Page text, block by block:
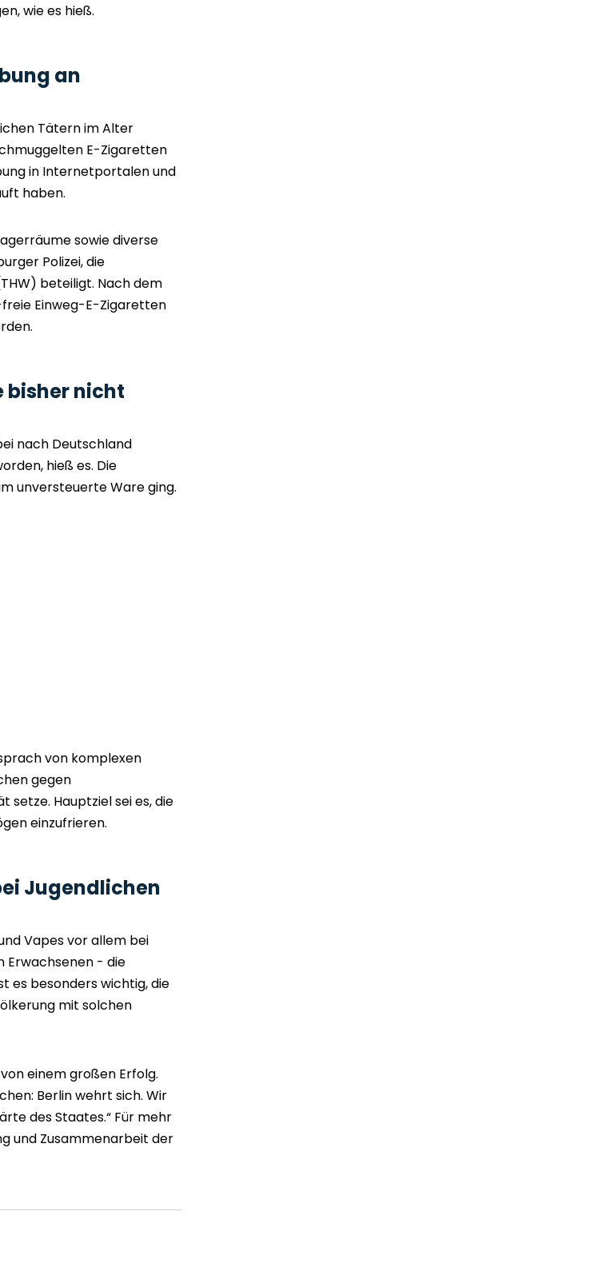
wie es hieß.
an
Tätern im Alter
E-Zigaretten
in Internetportalen und
haben.
sowie diverse
Polizei, die
beteiligt. Nach dem
Einweg-E-Zigaretten
bisher nicht
nach Deutschland
hieß es. Die
unversteuerte Ware ging.
von komplexen
gegen
setze. Hauptziel sei es, die
einzufrieren.
Jugendlichen
Vapes vor allem bei
Erwachsenen - die
es besonders wichtig, die
mit solchen
einem großen Erfolg.
Berlin wehrt sich. Wir
des Staates.“ Für mehr
und Zusammenarbeit der